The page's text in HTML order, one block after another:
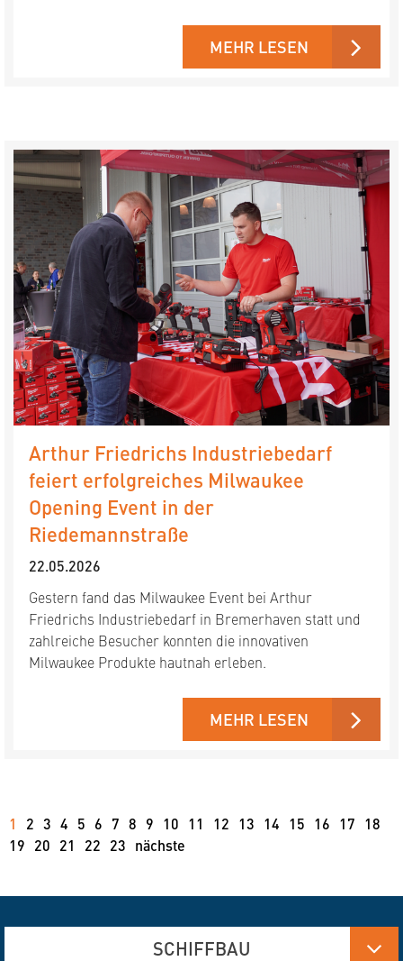
MEHR LESEN
Arthur Friedrichs Industriebedarf
feiert erfolgreiches Milwaukee
Opening Event in der
Riedemannstraße
22.05.2026
Gestern fand das Milwaukee Event bei Arthur
Friedrichs Industriebedarf in Bremerhaven statt und
zahlreiche Besucher konnten die innovativen
Milwaukee Produkte hautnah erleben.
MEHR LESEN
1 2 3 4 5 6 7 8 9 10 11 12 13 14 15 16 17 18
19 20 21 22 23 nächste
SCHIFFBAU